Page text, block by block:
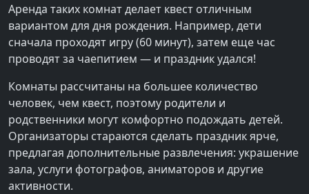
Аренда таких комнат делает квест отличным
вариантом для дня рождения. Например, дети
сначала проходят игру (60 минут), затем еще час
проводят за чаепитием — и праздник удался!
Комнаты рассчитаны на большее количество
человек, чем квест, поэтому родители и
родственники могут комфортно подождать детей.
Организаторы стараются сделать праздник ярче,
предлагая дополнительные развлечения: украшение
зала, услуги фотографов, аниматоров и другие
активности.